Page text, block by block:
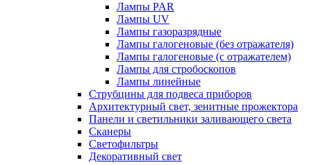
Лампы PAR
Лампы UV
Лампы газоразрядные
Лампы галогеновые (без отражателя)
Лампы галогеновые (с отражателем)
Лампы для стробоскопов
Лампы линейные
Струбцины для подвеса приборов
Архитектурный свет, зенитные прожектора
Панели и светильники заливающего света
Сканеры
Светофильтры
Декоративный свет